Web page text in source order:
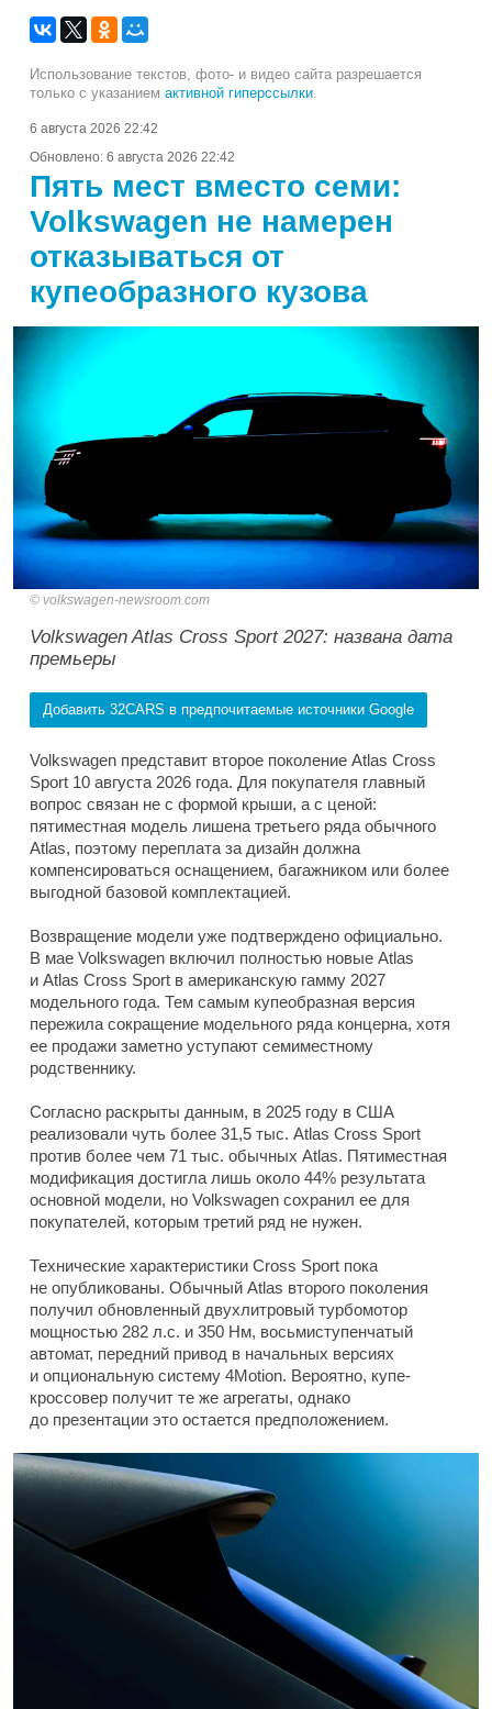
Использование текстов, фото- и видео сайта разрешается
только с указанием активной гиперссылки.
6 августа 2026 22:42
Обновлено: 6 августа 2026 22:42
Пять мест вместо семи:
Volkswagen не намерен
отказываться от
купеобразного кузова
volkswagen-newsroom.com
Volkswagen Atlas Cross Sport 2027: названа дата
премьеры
Добавить 32CARS в предпочитаемые источники Google
Volkswagen представит второе поколение Atlas Cross
Sport 10 августа 2026 года. Для покупателя главный
вопрос связан не с формой крыши, а с ценой:
пятиместная модель лишена третьего ряда обычного
Atlas, поэтому переплата за дизайн должна
компенсироваться оснащением, багажником или более
выгодной базовой комплектацией.
Возвращение модели уже подтверждено официально.
В мае Volkswagen включил полностью новые Atlas
и Atlas Cross Sport в американскую гамму 2027
модельного года. Тем самым купеобразная версия
пережила сокращение модельного ряда концерна, хотя
ее продажи заметно уступают семиместному
родственнику.
Согласно раскрыты данным, в 2025 году в США
реализовали чуть более 31,5 тыс. Atlas Cross Sport
против более чем 71 тыс. обычных Atlas. Пятиместная
модификация достигла лишь около 44% результата
основной модели, но Volkswagen сохранил ее для
покупателей, которым третий ряд не нужен.
Технические характеристики Cross Sport пока
не опубликованы. Обычный Atlas второго поколения
получил обновленный двухлитровый турбомотор
мощностью 282 л.с. и 350 Нм, восьмиступенчатый
автомат, передний привод в начальных версиях
и опциональную систему 4Motion. Вероятно, купе-
кроссовер получит те же агрегаты, однако
до презентации это остается предположением.